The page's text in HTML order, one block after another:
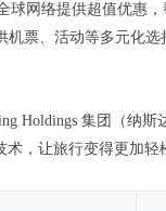
球网络提供超值优惠
票、活动等多元化
Holdings 集团（纳
，让旅行变得更加轻